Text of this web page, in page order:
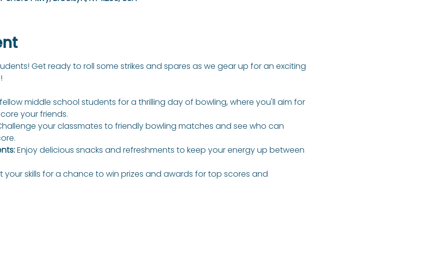
Get ready to roll some strikes and spares as we gear up for an exciting
middle school students for a thrilling day of bowling, where you'll aim for
your friends.
your classmates to friendly bowling matches and see who can
Enjoy delicious snacks and refreshments to keep your energy up between
your skills for a chance to win prizes and awards for top scores and